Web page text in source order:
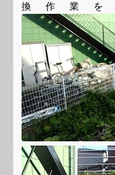
換作業を